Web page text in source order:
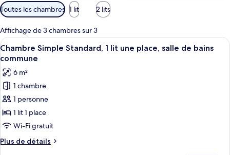
Filtres
disponibles
pour
les
chambres
Toutes les chambres 1 lit 2 lits
Affichage de 3 chambres sur 3
Afficher
toutes
les
photos
pour
ce
type
de
chambre :
Chambre
Une pièce comprenant un lit, un
10
Chambre Simple Standard, 1 lit une place, salle de bains
commune
6 m²
1 chambre
1 personne
1 lit 1 place
Wi-Fi gratuit
Plus de détails
Plus